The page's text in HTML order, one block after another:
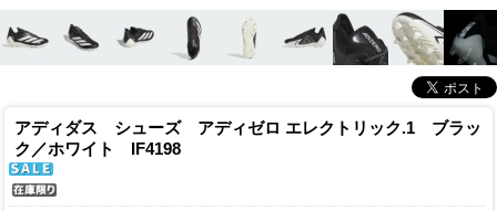
アディダス シューズ アディゼロ エレクトリック.1 ブラッ
ク／ホワイト IF4198